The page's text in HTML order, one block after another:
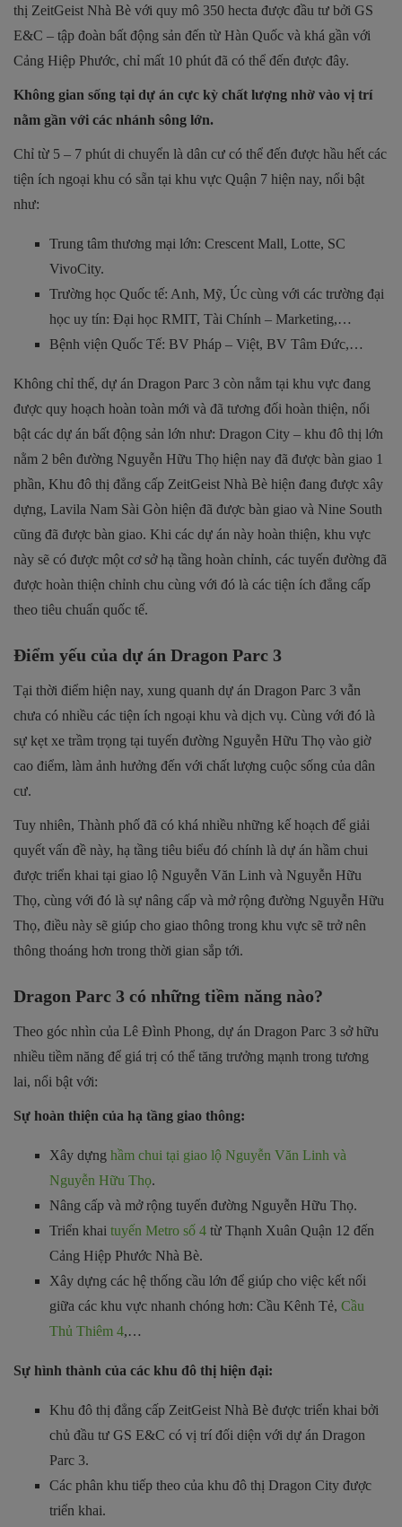
thị ZeitGeist Nhà Bè với quy mô 350 hecta được đầu tư bởi GS
E&C – tập đoàn bất động sản đến từ Hàn Quốc và khá gần với
Cảng Hiệp Phước, chỉ mất 10 phút đã có thể đến được đây.
Không gian sống tại dự án cực kỳ chất lượng nhờ vào vị trí
nằm gần với các nhánh sông lớn.
Chỉ từ 5 – 7 phút di chuyển là dân cư có thể đến được hầu hết các
tiện ích ngoại khu có sẵn tại khu vực Quận 7 hiện nay, nổi bật
như:
Trung tâm thương mại lớn: Crescent Mall, Lotte, SC
VivoCity.
Trường học Quốc tế: Anh, Mỹ, Úc cùng với các trường đại
học uy tín: Đại học RMIT, Tài Chính – Marketing,…
Bệnh viện Quốc Tế: BV Pháp – Việt, BV Tâm Đức,…
Không chỉ thế, dự án Dragon Parc 3 còn nằm tại khu vực đang
được quy hoạch hoàn toàn mới và đã tương đối hoàn thiện, nổi
bật các dự án bất động sản lớn như: Dragon City – khu đô thị lớn
nằm 2 bên đường Nguyễn Hữu Thọ hiện nay đã được bàn giao 1
phần, Khu đô thị đẳng cấp ZeitGeist Nhà Bè hiện đang được xây
dựng, Lavila Nam Sài Gòn hiện đã được bàn giao và Nine South
cũng đã được bàn giao. Khi các dự án này hoàn thiện, khu vực
này sẽ có được một cơ sở hạ tầng hoàn chỉnh, các tuyến đường đã
được hoàn thiện chỉnh chu cùng với đó là các tiện ích đẳng cấp
theo tiêu chuẩn quốc tế.
Điểm yếu của dự án Dragon Parc 3
Tại thời điểm hiện nay, xung quanh dự án Dragon Parc 3 vẫn
chưa có nhiều các tiện ích ngoại khu và dịch vụ. Cùng với đó là
sự kẹt xe trầm trọng tại tuyến đường Nguyễn Hữu Thọ vào giờ
cao điểm, làm ảnh hưởng đến với chất lượng cuộc sống của dân
cư.
Tuy nhiên, Thành phố đã có khá nhiều những kế hoạch để giải
quyết vấn đề này, hạ tầng tiêu biểu đó chính là dự án hầm chui
được triển khai tại giao lộ Nguyễn Văn Linh và Nguyễn Hữu
Thọ, cùng với đó là sự nâng cấp và mở rộng đường Nguyễn Hữu
Thọ, điều này sẽ giúp cho giao thông trong khu vực sẽ trở nên
thông thoáng hơn trong thời gian sắp tới.
Dragon Parc 3 có những tiềm năng nào?
Theo góc nhìn của Lê Đình Phong, dự án Dragon Parc 3 sở hữu
nhiều tiềm năng để giá trị có thể tăng trưởng mạnh trong tương
lai, nổi bật với:
Sự hoàn thiện của hạ tầng giao thông:
Xây dựng hầm chui tại giao lộ Nguyễn Văn Linh và
Nguyễn Hữu Thọ.
Nâng cấp và mở rộng tuyến đường Nguyễn Hữu Thọ.
Triển khai tuyến Metro số 4 từ Thạnh Xuân Quận 12 đến
Cảng Hiệp Phước Nhà Bè.
Xây dựng các hệ thống cầu lớn để giúp cho việc kết nối
giữa các khu vực nhanh chóng hơn: Cầu Kênh Tẻ, Cầu
Thủ Thiêm 4,…
Sự hình thành của các khu đô thị hiện đại:
Khu đô thị đẳng cấp ZeitGeist Nhà Bè được triển khai bởi
chủ đầu tư GS E&C có vị trí đối diện với dự án Dragon
Parc 3.
Các phân khu tiếp theo của khu đô thị Dragon City được
triển khai.